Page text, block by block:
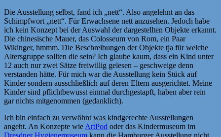
Die Ausstellung selbst, fand ich „nett“. Also angelehnt an das
Schimpfwort „nett“. Für Erwachsene nett anzusehen. Jedoch habe
ich kein Konzept bei der Auswahl der dargestellten Objekte erkannt.
Die chinesische Mauer, das Colosseum von Rom, ein Paar
Wikinger, hmmm. Die Beschreibungen der Objekte tja für welche
Altersgruppe sollten die sein? Ich glaube kaum, dass ein Kind unter
12 auch nur zwei Sätze freiwillig gelesen – geschweige denn
verstanden hätte. Für mich war die Ausstellung kein Stück auf
Kinder sondern ausschließlich auf deren Eltern ausgerichtet. Meine
Kinder sind pflichtbewusst einmal durchgestapft, haben aber rein
gar nichts mitgenommen (gedanklich).
Ich bin einfach zu verwöhnt was kindgerechte Ausstellungen
angeht. An Konzepte wie ArtPod oder das Kindermuseum im
Dresdner Hygienemuseum kann die Hamburger Ausstellung nicht